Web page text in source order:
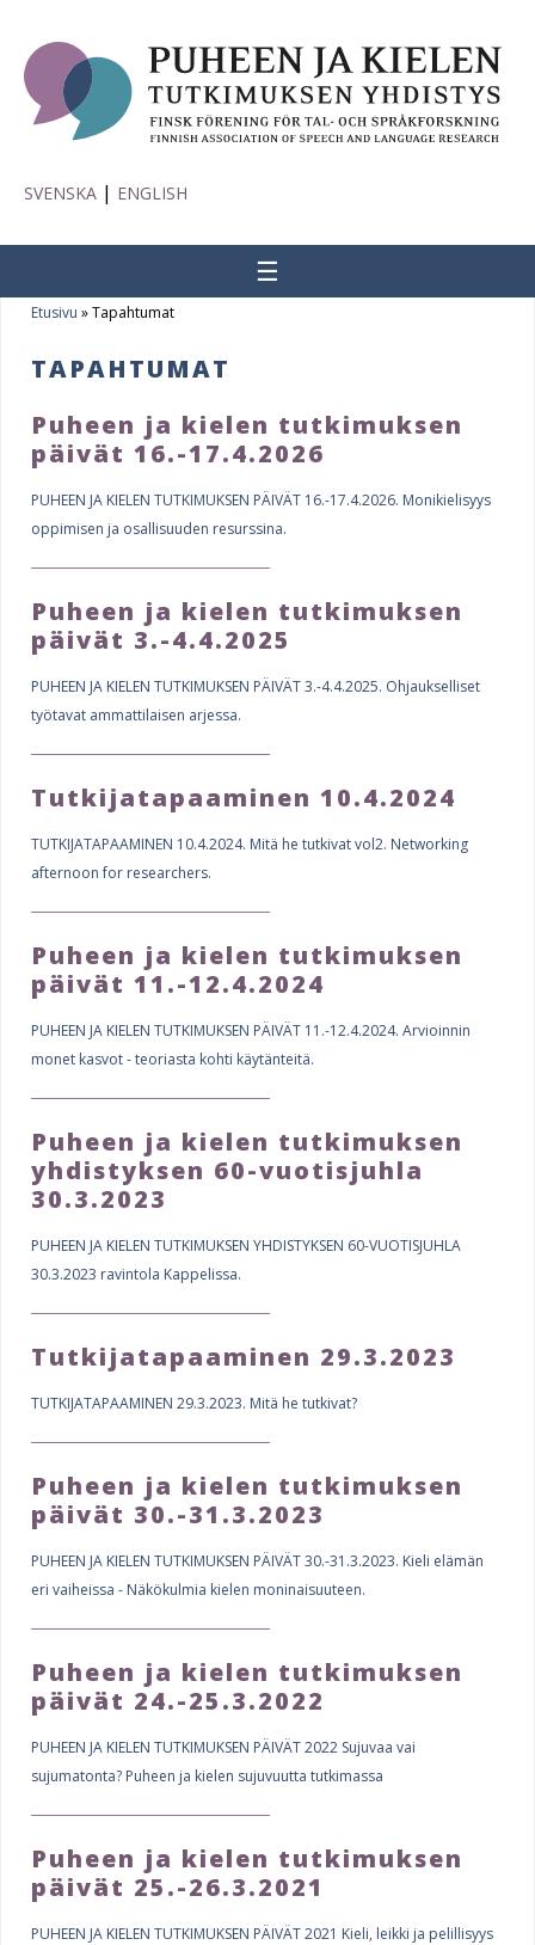
SVENSKA | ENGLISH
o
u
a
r
e
e
r
e
Etusivu »Tapahtumat
TAPAHTUMAT
Puheen ja kielen tutkimuksen
päivät 16.-17.4.2026
PUHEEN JA KIELEN TUTKIMUKSEN PÄIVÄT 16.-17.4.2026. Monikielisyys
oppimisen ja osallisuuden resurssina.
Puheen ja kielen tutkimuksen
päivät 3.-4.4.2025
PUHEEN JA KIELEN TUTKIMUKSEN PÄIVÄT 3.-4.4.2025. Ohjaukselliset
työtavat ammattilaisen arjessa.
Tutkijatapaaminen 10.4.2024
TUTKIJATAPAAMINEN 10.4.2024. Mitä he tutkivat vol2. Networking
afternoon for researchers.
Puheen ja kielen tutkimuksen
päivät 11.-12.4.2024
PUHEEN JA KIELEN TUTKIMUKSEN PÄIVÄT 11.-12.4.2024. Arvioinnin
monet kasvot - teoriasta kohti käytänteitä.
Puheen ja kielen tutkimuksen
yhdistyksen 60-vuotisjuhla
30.3.2023
PUHEEN JA KIELEN TUTKIMUKSEN YHDISTYKSEN 60-VUOTISJUHLA
30.3.2023 ravintola Kappelissa.
Tutkijatapaaminen 29.3.2023
TUTKIJATAPAAMINEN 29.3.2023. Mitä he tutkivat?
Puheen ja kielen tutkimuksen
päivät 30.-31.3.2023
PUHEEN JA KIELEN TUTKIMUKSEN PÄIVÄT 30.-31.3.2023. Kieli elämän
eri vaiheissa - Näkökulmia kielen moninaisuuteen.
Puheen ja kielen tutkimuksen
päivät 24.-25.3.2022
PUHEEN JA KIELEN TUTKIMUKSEN PÄIVÄT 2022 Sujuvaa vai
sujumatonta? Puheen ja kielen sujuvuutta tutkimassa
Puheen ja kielen tutkimuksen
päivät 25.-26.3.2021
PUHEEN JA KIELEN TUTKIMUKSEN PÄIVÄT 2021 Kieli, leikki ja pelillisyys
P
a
g
e
s
☰